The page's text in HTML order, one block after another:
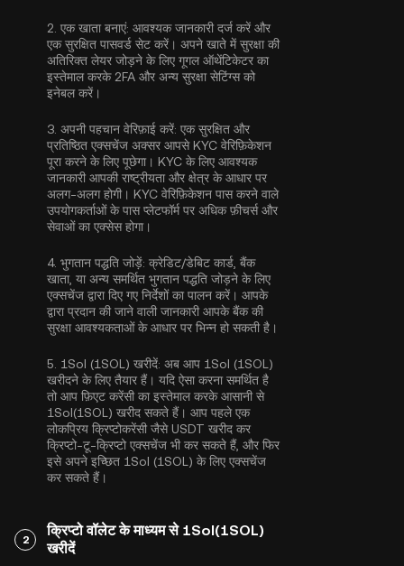
2. एक खाता बनाएं: आवश्यक जानकारी दर्ज करें और
एक सुरक्षित पासवर्ड सेट करें। अपने खाते में सुरक्षा की
अतिरिक्त लेयर जोड़ने के लिए गूगल ऑथेंटिकेटर का
इस्तेमाल करके 2FA और अन्य सुरक्षा सेटिंग्स को
इनेबल करें।
3. अपनी पहचान वेरिफ़ाई करें: एक सुरक्षित और
प्रतिष्ठित एक्सचेंज अक्सर आपसेKYC वेरिफ़िकेशन
पूरा करने के लिए पूछेगा। KYC के लिए आवश्यक
जानकारी आपकी राष्ट्रीयता और क्षेत्र के आधार पर
अलग-अलग होगी। KYC वेरिफ़िकेशन पास करने वाले
उपयोगकर्ताओं के पास प्लेटफॉर्म पर अधिक फ़ीचर्स और
सेवाओं का एक्सेस होगा।
4. भुगतान पद्धति जोड़ें: क्रेडिट/डेबिट कार्ड, बैंक
खाता, या अन्य समर्थित भुगतान पद्धति जोड़ने के लिए
एक्सचेंज द्वारा दिए गए निर्देशों का पालन करें। आपके
द्वारा प्रदान की जाने वाली जानकारी आपके बैंक की
सुरक्षा आवश्यकताओं के आधार पर भिन्न हो सकती है।
5. 1Sol (1SOL) खरीदें: अब आप 1Sol (1SOL)
खरीदने के लिए तैयार हैं। यदि ऐसा करना समर्थित है
तो आप फ़िएट करेंसी का इस्तेमाल करके आसानी से
1Sol(1SOL) खरीद सकते हैं। आप पहले एक
लोकप्रिय क्रिप्टोकरेंसी जैसेUSDT खरीद कर
क्रिप्टो-टू-क्रिप्टो एक्सचेंज भी कर सकते हैं, और फिर
इसे अपने इच्छित 1Sol (1SOL) के लिए एक्सचेंज
कर सकते हैं।
2
क्रिप्टो वॉलेट के माध्यम से 1Sol(1SOL)
खरीदें